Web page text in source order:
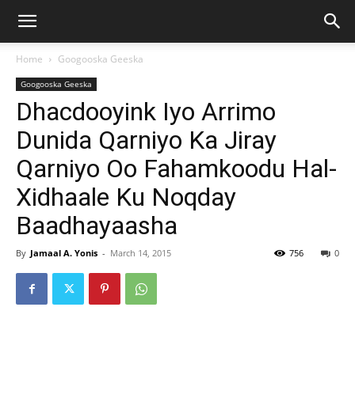
Home Googooska Geeska
Googooska Geeska
Dhacdooyink Iyo Arrimo
Dunida Qarniyo Ka Jiray
Qarniyo Oo Fahamkoodu Hal-
Xidhaale Ku Noqday
Baadhayaasha
By Jamaal A. Yonis - March 14, 2015 0
756